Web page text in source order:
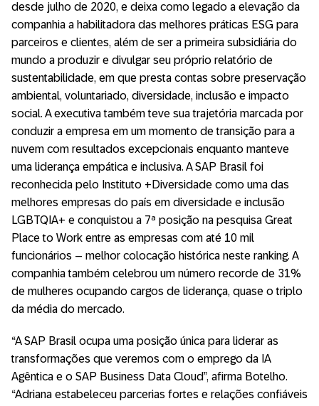
desde julho de 2020, e deixa como legado a elevação da
companhia a habilitadora das melhores práticas ESG para
parceiros e clientes, além de ser a primeira subsidiária do
mundo a produzir e divulgar seu próprio relatório de
sustentabilidade, em que presta contas sobre preservação
ambiental, voluntariado, diversidade, inclusão e impacto
social. A executiva também teve sua trajetória marcada por
conduzir a empresa em um momento de transição para a
nuvem com resultados excepcionais enquanto manteve
uma liderança empática e inclusiva. A SAP Brasil foi
reconhecida pelo Instituto +Diversidade como uma das
melhores empresas do país em diversidade e inclusão
LGBTQIA+ e conquistou a 7ª posição na pesquisa Great
Place to Work entre as empresas com até 10 mil
funcionários – melhor colocação histórica neste ranking. A
companhia também celebrou um número recorde de 31%
de mulheres ocupando cargos de liderança, quase o triplo
da média do mercado.
“A SAP Brasil ocupa uma posição única para liderar as
transformações que veremos com o emprego da IA
Agêntica e o SAP Business Data Cloud”, afirma Botelho.
“Adriana estabeleceu parcerias fortes e relações confiáveis